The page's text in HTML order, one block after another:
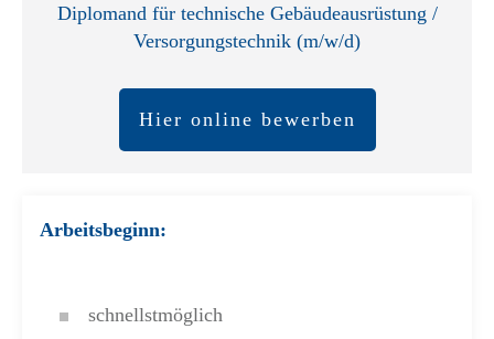
Diplomand für technische Gebäudeausrüstung /
Versorgungstechnik (m/w/d)
Hier online bewerben
Arbeitsbeginn:
schnellstmöglich